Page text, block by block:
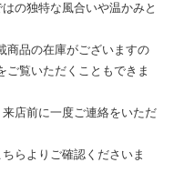
の独特な風合いや温かみと
商品の在庫がございますの
ご覧いただくこともできま
店前に一度ご連絡をいただ
らよりご確認くださいま